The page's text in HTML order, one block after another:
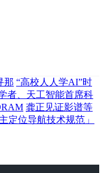
那 “高校人人学AI”时
者、天工智能首席科
龚正见证影谱等
定位导航技术规范」